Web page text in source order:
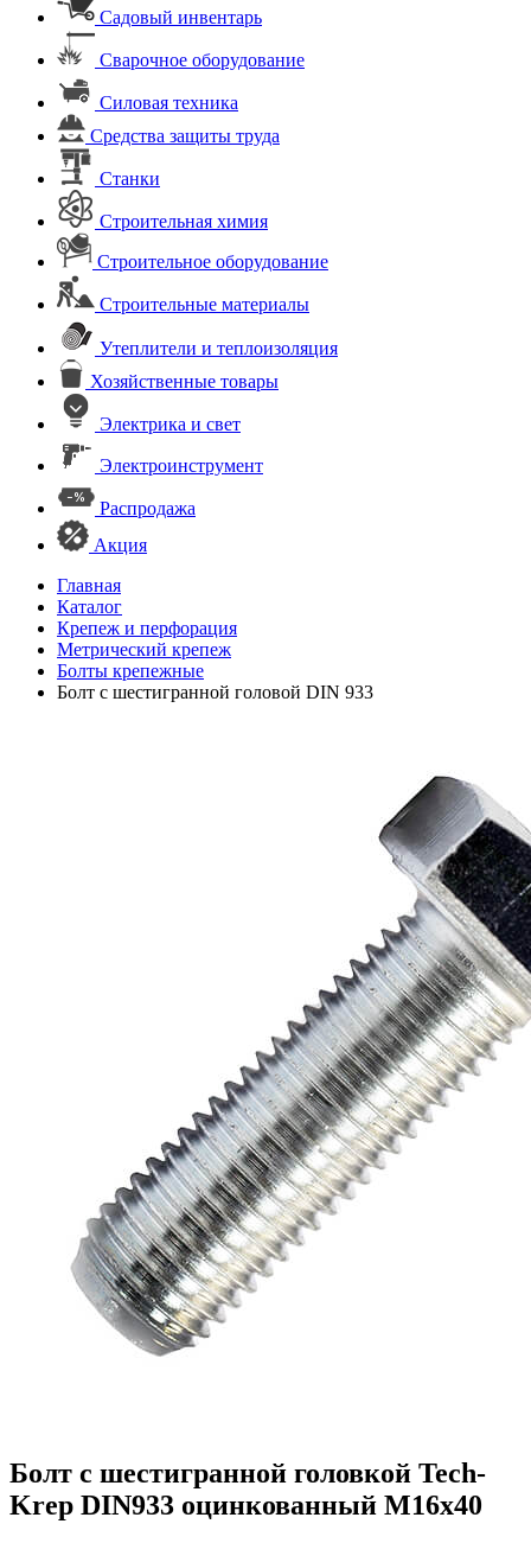
Садовый инвентарь
Сварочное оборудование
Силовая техника
Средства защиты труда
Станки
Строительная химия
Строительное оборудование
Строительные материалы
Утеплители и теплоизоляция
Хозяйственные товары
Электрика и свет
Электроинструмент
Распродажа
Акция
Главная
Каталог
Крепеж и перфорация
Метрический крепеж
Болты крепежные
Болт с шестигранной головой DIN 933
Болт с шестигранной головкой Tech-
Krep DIN933 оцинкованный М16х40